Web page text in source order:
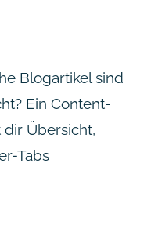
Blogartikel sind
Ein Content-
Übersicht,
Tabs